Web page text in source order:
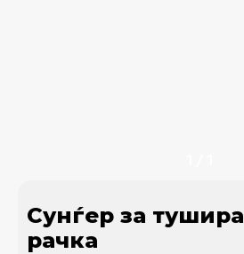
Сунѓер за
рачка